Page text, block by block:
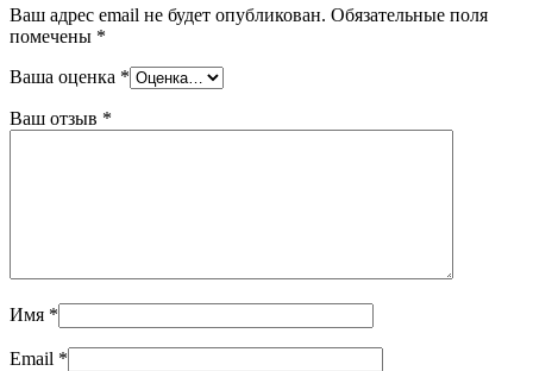
Ваш адрес email не будет опубликован. Обязательные поля
помечены *
Ваша оценка *
Ваш отзыв *
Имя *
Email *